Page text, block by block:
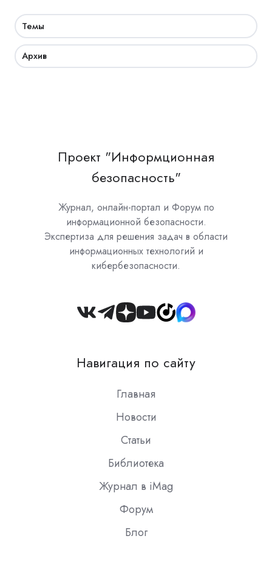
Темы
Архив
Проект "Информционная
безопасность"
Журнал, онлайн-портал и Форум по
информационной безопасности.
Экспертиза для решения задач в области
информационных технологий и
кибербезопасности.
Join
Slack
Навигация по сайту
Главная
Новости
Статьи
Библиотека
Журнал в iMag
Форум
Блог